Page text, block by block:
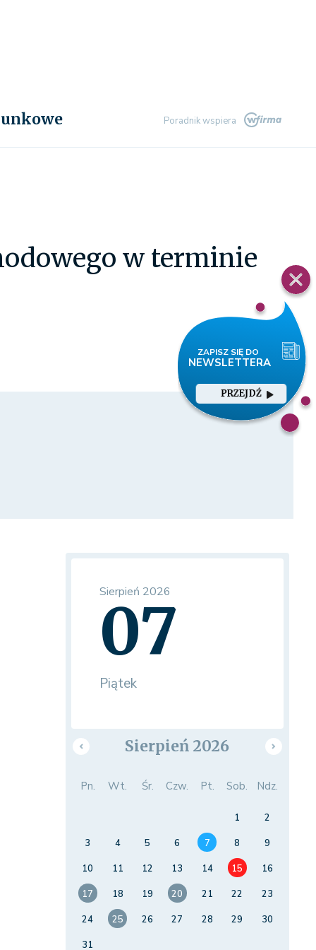
Poradnik wspiera
PRZEJDŹ
w terminie
Sierpień 2026
07
Piątek
Sierpień 2026
Pn. Wt. Śr. Czw. Pt. Sob. Ndz.
1
2
3
4 5 6 7 8
9
10
11 12 13 14 15
16
17
18 19 20 21 22
23
24
25 26 27 28 29
30
31